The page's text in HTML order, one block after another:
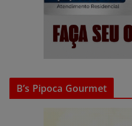
B’s Pipoca Gourmet